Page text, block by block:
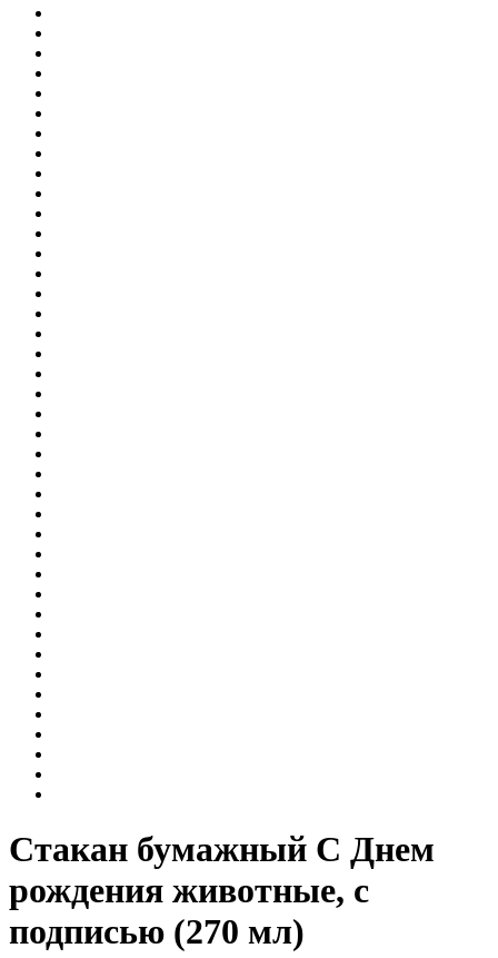
Стакан бумажный С Днем
рождения животные, с
подписью (270 мл)